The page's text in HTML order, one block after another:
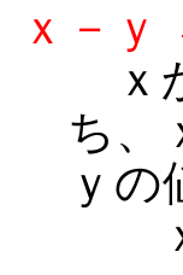
ｘ－ｙ
ｘ
ち、
ｙ